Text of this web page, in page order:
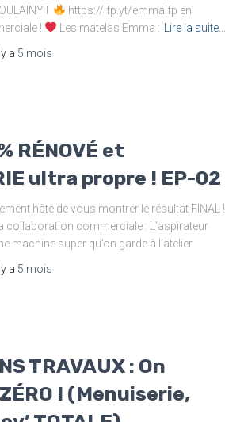
https://lfp.yt/emmalfp en
!
Les matelas Emma :
Lire la suite…
y a 5 mois
RÉNOVÉ et
ultra propre ! EP-02
hâte de vous montrer le résultat FINAL !
collaboration commerciale : L’aspirateur
machine super qu’on garde à l’atelier
y a 5 mois
TRAVAUX : On
! (Menuiserie,